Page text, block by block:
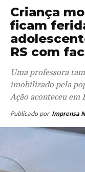
Criança
ficam
RS com
Uma professora
imobilizado pela
Ação aconteceu em
Publicado por Imprensa